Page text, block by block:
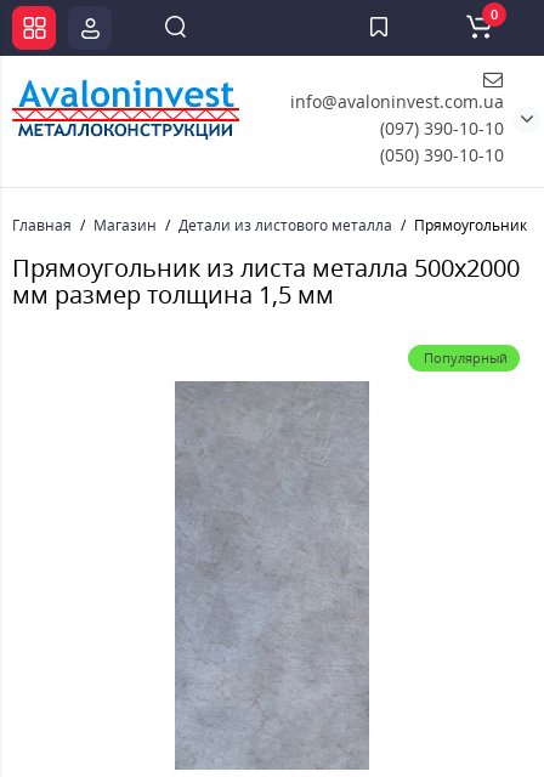
info@avaloninvest.com.ua
(097) 390-10-10
(050) 390-10-10
0
Главная Магазин Детали из листового металла Прямоугольник
Прямоугольник из листа металла 500х2000
мм размер толщина 1,5 мм
Популярный